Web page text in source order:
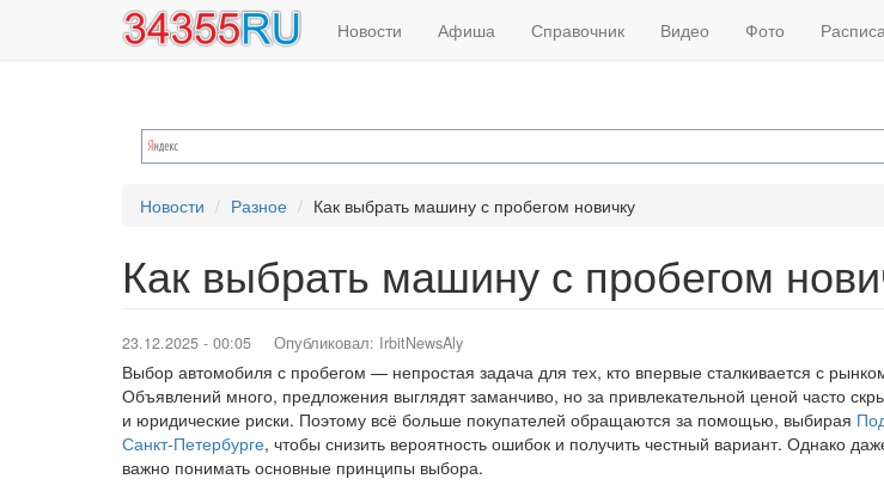
основному
Основная
навигация
Новости Афиша Справочник Видео Фото
Меню
учётной
пользователя
Новости Разное Как выбрать машину с пробегом новичку
Как выбрать машину с пробегом
23.12.2025 - 00:05 Опубликовал: IrbitNewsAly
Выбор автомобиля с пробегом — непростая задача для тех, кто впервые сталкивается с
Объявлений много, предложения выглядят заманчиво, но за привлекательной ценой часто
и юридические риски. Поэтому всё больше покупателей обращаются за помощью, выбирая
Санкт-Петербурге, чтобы снизить вероятность ошибок и получить честный вариант. Однако
важно понимать основные принципы выбора.